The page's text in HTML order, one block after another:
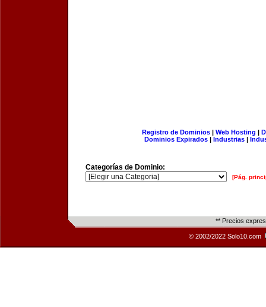
Registro de Dominios| Web Hosting |
Dominios Expirados | Industrias |
Categorías de Dominio:
[Pág.
** Precios
© 2002/2022 Solo10.com